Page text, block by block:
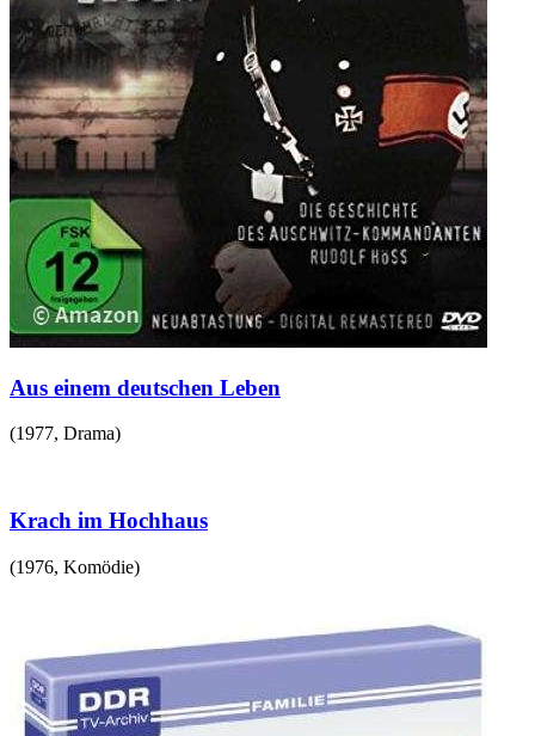
Aus einem deutschen Leben
(1977, Drama)
Krach im Hochhaus
(1976, Komödie)